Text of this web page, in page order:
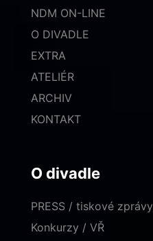
NDM ON-LINE
O DIVADLE
EXTRA
ATELIÉR
ARCHIV
KONTAKT
O divadle
PRESS / tiskové zprávy
Konkurzy / VŘ